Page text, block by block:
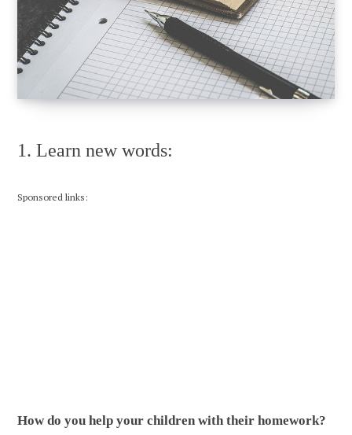
1. Learn new words:
Sponsored links:
How do you help your children with their homework?